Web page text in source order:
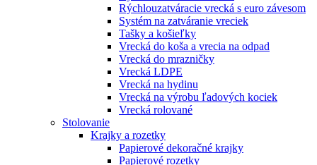
Rýchlouzatváracie vrecká s euro závesom
Systém na zatváranie vreciek
Tašky a košieľky
Vrecká do koša a vrecia na odpad
Vrecká do mrazničky
Vrecká LDPE
Vrecká na hydinu
Vrecká na výrobu ľadových kociek
Vrecká rolované
Stolovanie
Krajky a rozetky
Papierové dekoračné krajky
Papierové rozetky